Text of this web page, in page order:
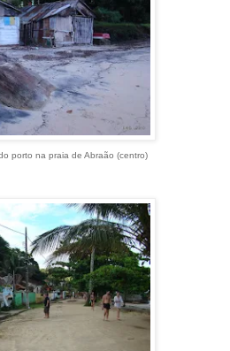
porto na praia de Abraão (centro)